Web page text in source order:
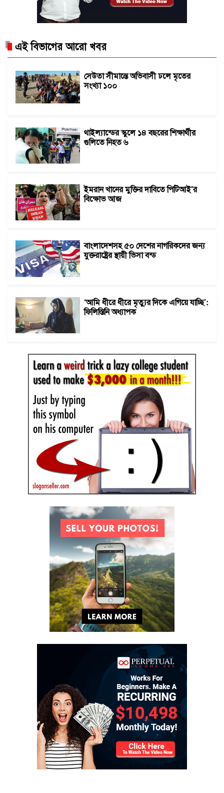
এই বিভাগের আরো খবর
সেউতা সীমান্তে অভিবাসী ঢলে মৃতের
সংখ্যা ১০০
থাইল্যান্ডের স্কুলে ১৪ বছরের শিক্ষার্থীর
গুলিতে নিহত ৬
ইমরান খানের মুক্তির দাবিতে পিটিআই’র
বিক্ষোভ আজ
বাংলাদেশসহ ৫০ দেশের নাগরিকদের জন্য
যুক্তরাষ্ট্রের স্থায়ী ভিসা বন্ড
‘আমি ধীরে ধীরে মৃত্যুর দিকে এগিয়ে যাচ্ছি’:
ফিলিস্তিনি অধ্যাপক